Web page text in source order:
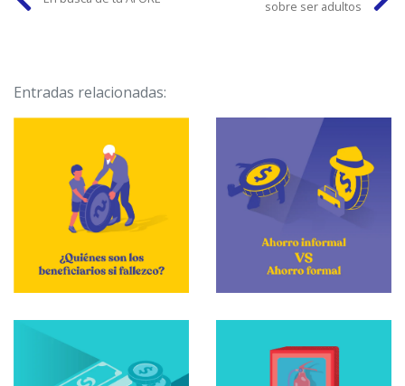
sobre ser adultos
Entradas relacionadas: